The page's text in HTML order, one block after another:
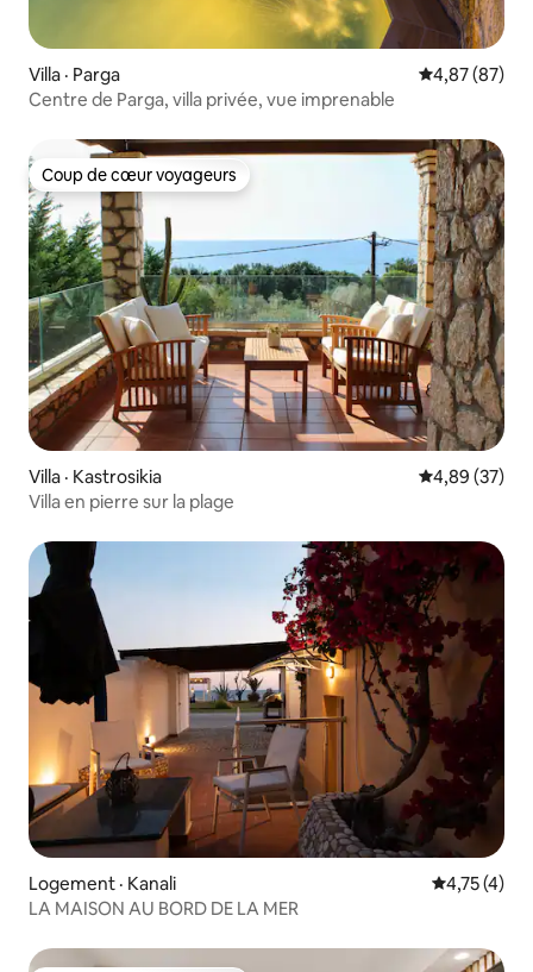
Villa · Parga Note
4,87 (87)
Centre de Parga, villa privée, vue imprenable
Coup de cœur voyageurs
Coup de cœur voyageurs
Villa · Kastrosikia Note
4,89 (37)
Villa en pierre sur la plage
Logement · Kanali Note
4,75 (4)
LA MAISON AU BORD DE LA MER